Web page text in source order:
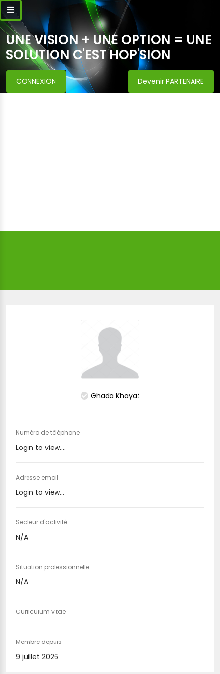
UNE VISION + UNE OPTION = UNE
SOLUTION C'EST HOP'SION
CONNEXION Devenir PARTENAIRE
Ghada Khayat
Numéro de téléphone
Login to view....
Adresse email
Login to view...
Secteur d'activité
N/A
Situation professionnelle
N/A
Curriculum vitae
Membre depuis
9 juillet 2026